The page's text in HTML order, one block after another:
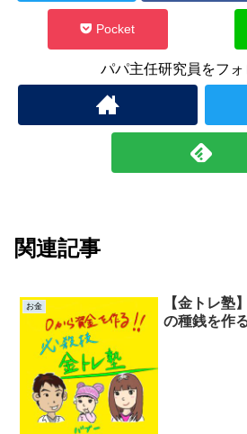
Pocket
パパ主任研究員をフォ
関連記事
お金
【金トレ塾
の種銭を作